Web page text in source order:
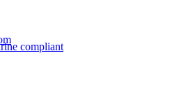
compliant